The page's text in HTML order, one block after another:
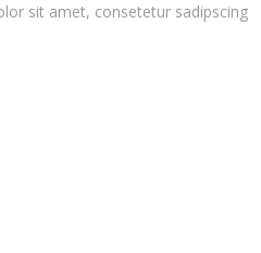
sit amet, consetetur sadipscing